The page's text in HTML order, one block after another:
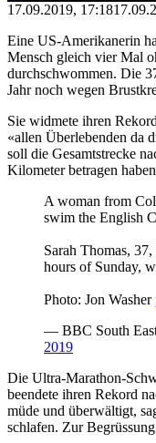
17.09.2019, 17:18
Eine US-Amerikanerin
Mensch gleich vier Mal
durchschwommen. Die
Jahr noch wegen
Sie widmete ihren
«allen Überlebenden da
soll die Gesamtstrecke
Kilometer betragen
A woman from
swim the English
Sarah Thomas,
hours of Sunday,
Photo: Jon Washer
— BBC South
2019
Die Ultra-Marathon-
beendete ihren Rekord
müde und überwältigt,
schlafen. Zur